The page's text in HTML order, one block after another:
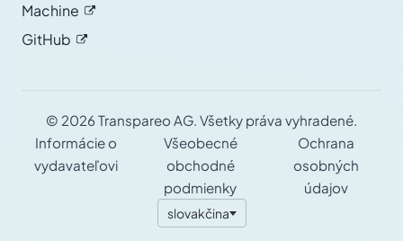
Machine
GitHub
© 2026 Transpareo AG. Všetky práva vyhradené.
Informácie o
vydavateľovi
Všeobecné
obchodné
podmienky
Ochrana
osobných
údajov
slovakčina